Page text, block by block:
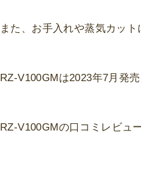
また、お手入れや蒸気カット
RZ-V100GMは2023年7月発
RZ-V100GMの口コミレビュー